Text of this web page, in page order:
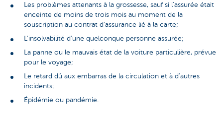
Les problèmes attenants à la grossesse, sauf si l’assurée était
enceinte de moins de trois mois au moment de la
souscription au contrat d’assurance lié à la carte;
L’insolvabilité d’une quelconque personne assurée;
La panne ou le mauvais état de la voiture particulière, prévue
pour le voyage;
Le retard dû aux embarras de la circulation et à d’autres
incidents;
Épidémie ou pandémie.